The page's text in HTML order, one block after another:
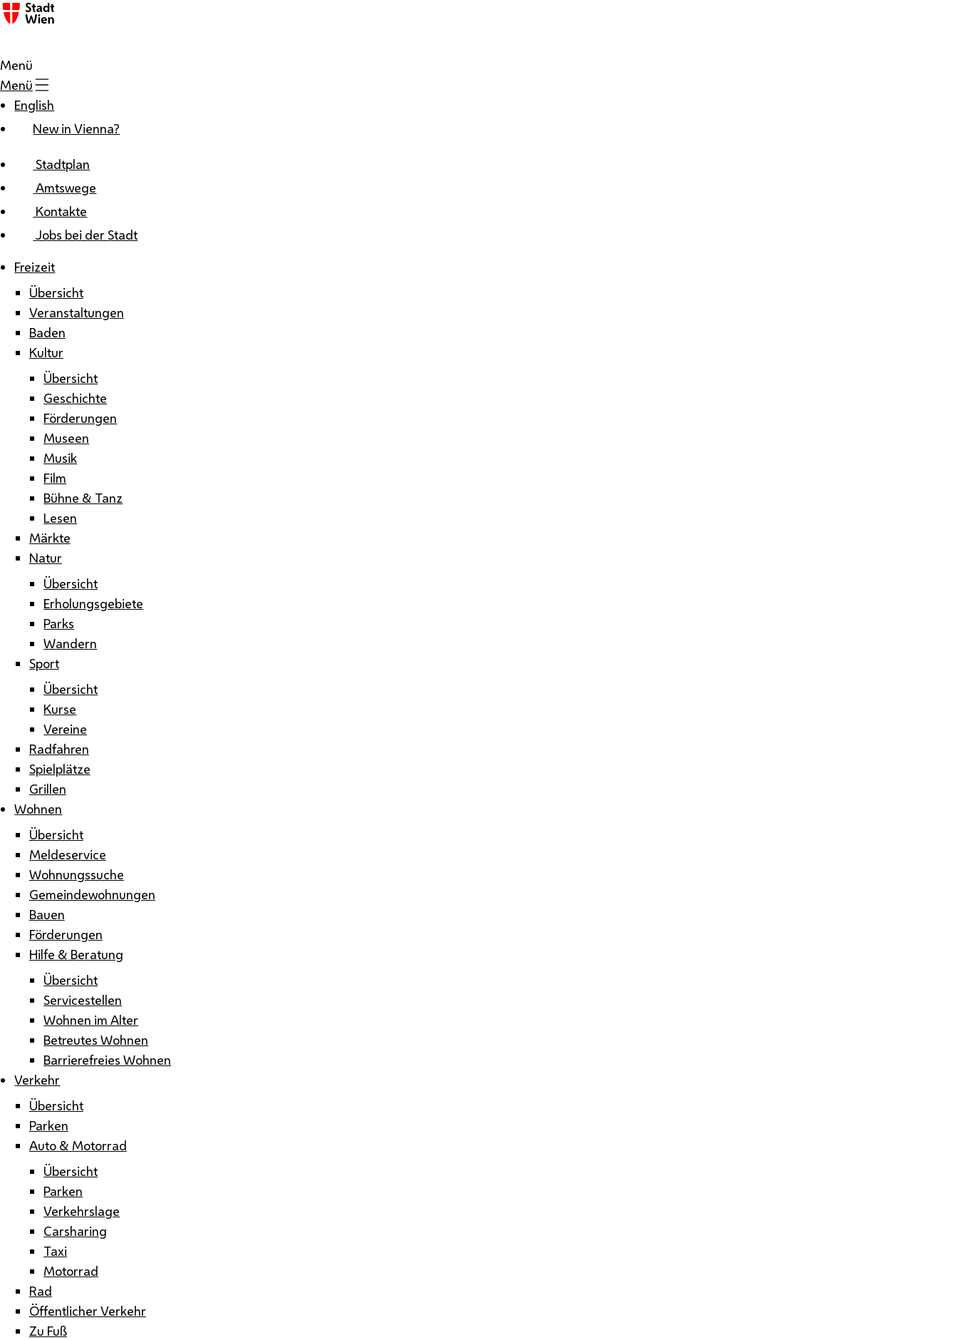
Zum Inhalt
Menü
Menü
English
New in Vienna?
Stadtplan
Amtswege
Kontakte
Jobs bei der Stadt
Freizeit
Übersicht
Veranstaltungen
Baden
Kultur
Übersicht
Geschichte
Förderungen
Museen
Musik
Film
Bühne & Tanz
Lesen
Märkte
Natur
Übersicht
Erholungsgebiete
Parks
Wandern
Sport
Übersicht
Kurse
Vereine
Radfahren
Spielplätze
Grillen
Wohnen
Übersicht
Meldeservice
Wohnungssuche
Gemeindewohnungen
Bauen
Förderungen
Hilfe & Beratung
Übersicht
Servicestellen
Wohnen im Alter
Betreutes Wohnen
Barrierefreies Wohnen
Verkehr
Übersicht
Parken
Auto & Motorrad
Übersicht
Parken
Verkehrslage
Carsharing
Taxi
Motorrad
Rad
Öffentlicher Verkehr
Zu Fuß